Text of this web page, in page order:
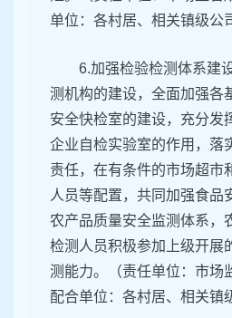
单位：各村居、相关镇级公
6.加强检验检测体系建
测机构的建设，全面加强各
安全快检室的建设，充分发
企业自检实验室的作用，落
责任，在有条件的市场超市
人员等配置，共同加强食品
农产品质量安全监测体系，
检测人员积极参加上级开展
测能力。（责任单位：市场
配合单位：各村居、相关镇